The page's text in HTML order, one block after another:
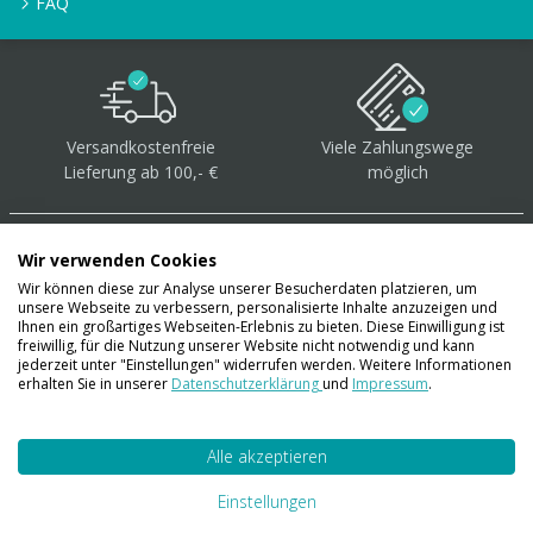
Versandkostenfreie
Lieferung ab 100,- €
Viele Zahlungswege
möglich
Über 40.000 Artikel auf
Lager
Wir verwenden Cookies
Wir können diese zur Analyse unserer Besucherdaten platzieren, um
unsere Webseite zu verbessern, personalisierte Inhalte anzuzeigen und
Ihnen ein großartiges Webseiten-Erlebnis zu bieten. Diese Einwilligung ist
freiwillig, für die Nutzung unserer Website nicht notwendig und kann
jederzeit unter "Einstellungen" widerrufen werden. Weitere Informationen
erhalten Sie in unserer Datenschutzerklärungund Impressum.
Alle akzeptieren
Einstellungen